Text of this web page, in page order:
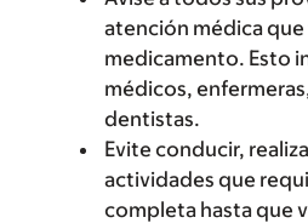
atención médica
medicamento. Esto
médicos,
dentistas.
Evite conducir,
actividades que
completa hasta que